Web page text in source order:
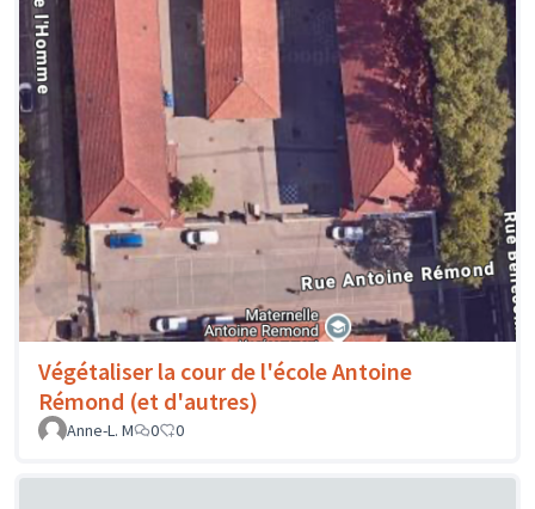
Végétaliser la cour de l'école Antoine
Rémond (et d'autres)
Anne-L. M 0 0